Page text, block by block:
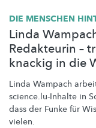
DIE MENSCHEN
Linda
Redakteurin –
knackig in die
Linda Wampach
science.lu-Inhalte in
dass der Funke für
vielen.